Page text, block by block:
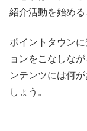
紹介活動を始める
ポイントタウン
ョンをこなしな
ンテンツには何
しょう。